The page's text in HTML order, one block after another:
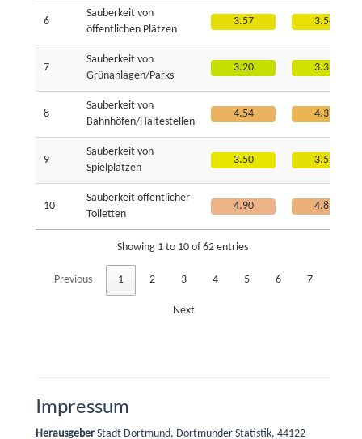
6
Sauberkeit von
öffentlichen Plätzen
3.57 3.56
7
Sauberkeit von
Grünanlagen/Parks
3.20 3.31
8
Sauberkeit von
Bahnhöfen/Haltestellen
4.54 4.37
9
Sauberkeit von
Spielplätzen
3.50 3.57
10
Sauberkeit öffentlicher
Toiletten
4.90 4.81
Showing 1 to 10 of 62 entries
Previous 1 2 3 4 5 6 7
Next
Impressum
Herausgeber Stadt Dortmund, Dortmunder Statistik, 44122